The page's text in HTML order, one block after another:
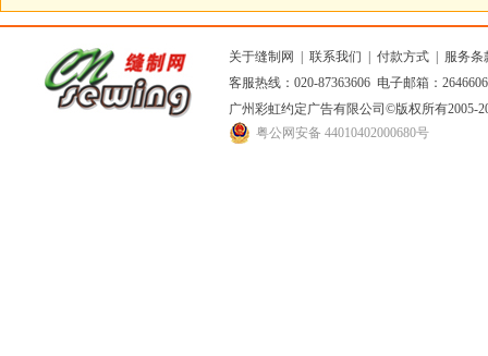
关于缝制网 联系我们 付款方式
服务条
客服热线：020-87363606 电子邮箱：
广州彩虹约定广告有限公司 ©版权所有2005-
粤公网安备 44010402000680号